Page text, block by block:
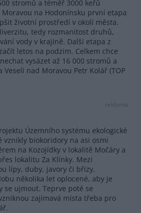
stromů a téměř 3000 keřů
Moravou na Hodonínsku první etapa
životní prostředí v okolí města.
tedy rozmanitost druhů,
vody v krajině. Další etapa z
letos na podzim. Celkem chce
vysázet až 16 000 stromů a
Veselí nad Moravou Petr Kolář (TOP
reklama
Územního systému ekologické
vznikly biokoridory na asi osmi
na Kozojídky v lokalitě Močáry a
lokalitu Za Klínky. Mezi
lípy, duby, javory či břízy.
několika let oplocené, aby je
se ujmout. Teprve poté se
zajímavá místa třeba pro